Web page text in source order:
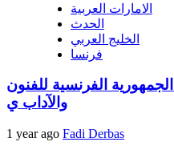
الامارات العربية
الحدث
الخليج العربي
فرنسا
الفرنسية للفنون
والآداب ي
1 year ago Fadi Derbas